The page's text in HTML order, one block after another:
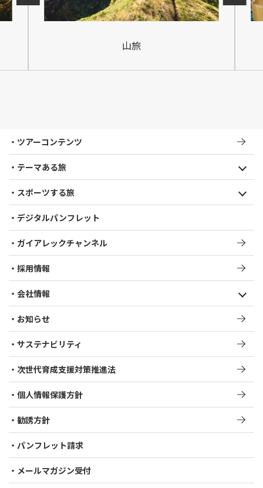
山旅
ツアーコンテンツ
テーマある旅
デジタルパンフレット
スポーツする旅
ガイアレックチャンネル
採用情報
会社情報
お知らせ
サステナビリティ
次世代育成支援対策推進法​
個人情報保護方針
勧誘方針
パンフレット請求
メールマガジン受付